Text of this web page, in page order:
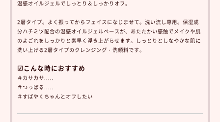
温感オイルジェルでしっとり＆しっかりオフ。
2層タイプ。よく振ってからフェイスになじませて。洗い流し専用。保湿成
分ハチミツ配合の温感オイルジェルベースが、あたたかい感触でメイクや肌
のよごれをしっかりと素早く浮き上がらせます。しっとりとしなやかな肌に
洗い上げる2層タイプのクレンジング・洗顔料です。
☑こんな時におすすめ
＃カサカサ.....
＃つっぱる.....
＃すばやくちゃんとオフしたい